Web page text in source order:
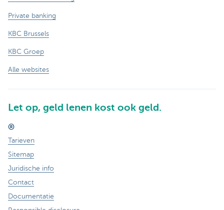
Private banking
KBC Brussels
KBC Groep
Alle websites
Let op, geld lenen kost ook geld.
®
Tarieven
Sitemap
Juridische info
Contact
Documentatie